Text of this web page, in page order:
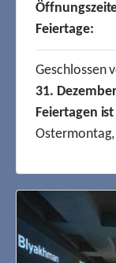
Feiertage:
Geschlossen
31. Dezember
Feiertagen